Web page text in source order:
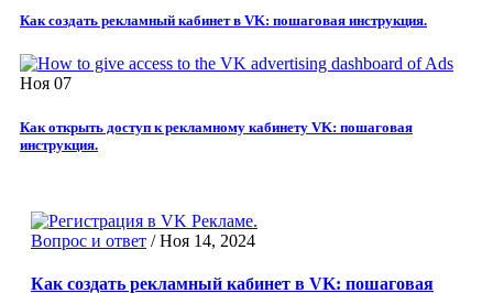
Как создать рекламный кабинет в VK: пошаговая инструкция.
Ноя 07
Как открыть доступ к рекламному кабинету VK: пошаговая
инструкция.
Вопрос и ответ /Ноя 14, 2024
Как создать рекламный кабинет в VK: пошаговая